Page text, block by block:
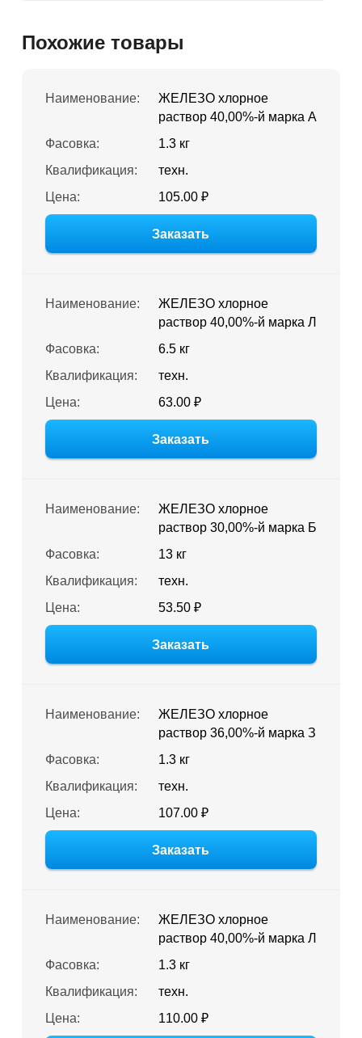
Похожие товары
Наименование:
ЖЕЛЕЗО хлорное
раствор 40,00%-й марка А
Фасовка:
1.3 кг
Квалификация:
техн.
Цена:
105.00 ₽
Заказать
Наименование:
ЖЕЛЕЗО хлорное
раствор 40,00%-й марка Л
Фасовка:
6.5 кг
Квалификация:
техн.
Цена:
63.00 ₽
Заказать
Наименование:
ЖЕЛЕЗО хлорное
раствор 30,00%-й марка Б
Фасовка:
13 кг
Квалификация:
техн.
Цена:
53.50 ₽
Заказать
Наименование:
ЖЕЛЕЗО хлорное
раствор 36,00%-й марка З
Фасовка:
1.3 кг
Квалификация:
техн.
Цена:
107.00 ₽
Заказать
Наименование:
ЖЕЛЕЗО хлорное
раствор 40,00%-й марка Л
Фасовка:
1.3 кг
Квалификация:
техн.
Цена:
110.00 ₽